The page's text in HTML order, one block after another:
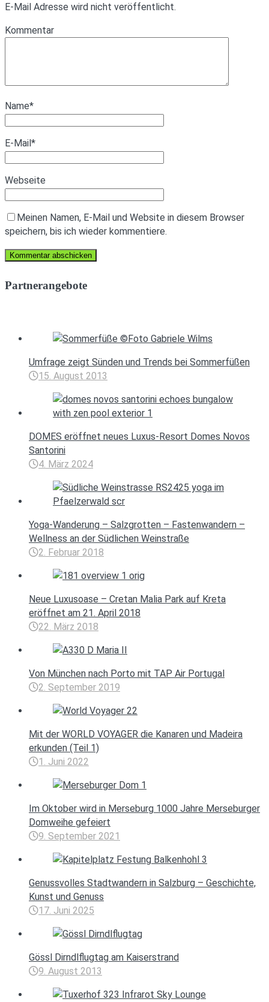
E-Mail Adresse wird nicht veröffentlicht.
Kommentar
Name*
E-Mail*
Webseite
Meinen Namen, E-Mail und Website in diesem Browser
speichern, bis ich wieder kommentiere.
Partnerangebote
Umfrage zeigt Sünden und Trends bei Sommerfüßen
15. August 2013
DOMES eröffnet neues Luxus-Resort Domes Novos
Santorini
4. März 2024
Yoga-Wanderung – Salzgrotten – Fastenwandern –
Wellness an der Südlichen Weinstraße
2. Februar 2018
Neue Luxusoase – Cretan Malia Park auf Kreta
eröffnet am 21. April 2018
22. März 2018
Von München nach Porto mit TAP Air Portugal
2. September 2019
Mit der WORLD VOYAGER die Kanaren und Madeira
erkunden (Teil 1)
1. Juni 2022
Im Oktober wird in Merseburg 1000 Jahre Merseburger
Domweihe gefeiert
9. September 2021
Genussvolles Stadtwandern in Salzburg – Geschichte,
Kunst und Genuss
17. Juni 2025
Gössl Dirndlflugtag am Kaiserstrand
9. August 2013